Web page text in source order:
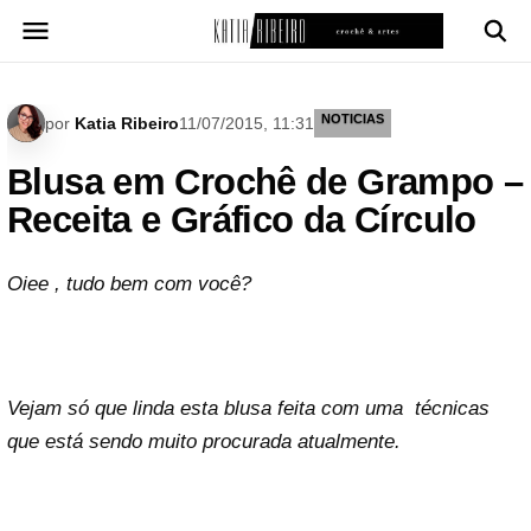
para
por Katia Ribeiro11/07/2015, 11:31 NOTICIAS
Blusa em Crochê de Grampo –
Receita e Gráfico da Círculo
Oiee , tudo bem com você?
Vejam só que linda esta blusa feita com uma técnicas
que está sendo muito procurada atualmente.